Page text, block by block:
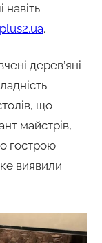
навіть
.
дерев’яні
що
майстрів,
гострою
виявили